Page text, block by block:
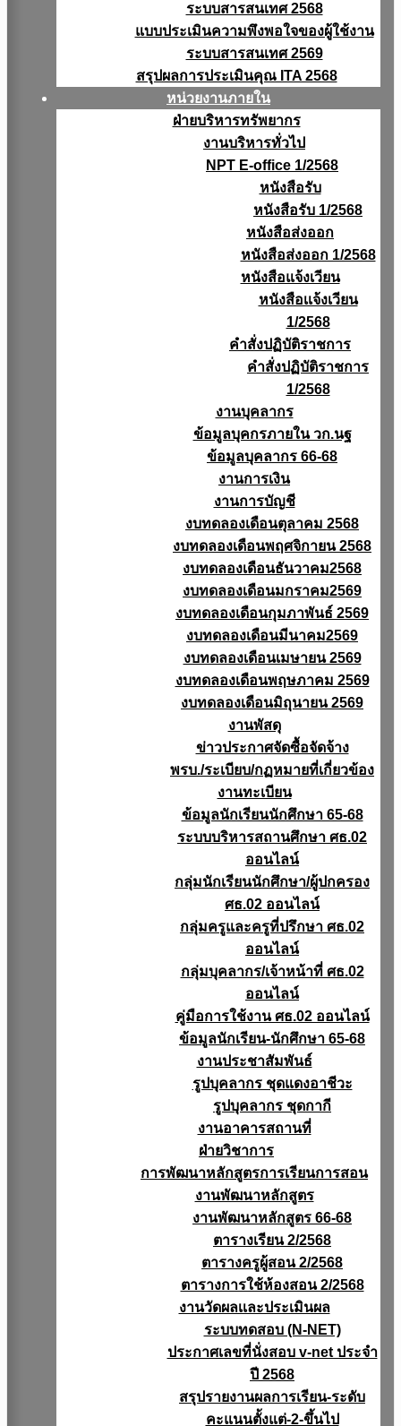
ระบบสารสนเทศ 2568
แบบประเมินความพึงพอใจของผู้ใช้งาน
ระบบสารสนเทศ 2569
สรุปผลการประเมินคุณ ITA 2568
หน่วยงานภายใน
ฝ่ายบริหารทรัพยากร
งานบริหารทั่วไป
NPT E-office 1/2568
หนังสือรับ
หนังสือรับ 1/2568
หนังสือส่งออก
หนังสือส่งออก 1/2568
หนังสือแจ้งเวียน
หนังสือเเจ้งเวียน
1/2568
คำสั่งปฏิบัติราชการ
คำสั่งปฏิบัติราชการ
1/2568
งานบุคลากร
ข้อมูลบุคกรภายใน วก.นฐ
ข้อมูลบุคลากร 66-68
งานการเงิน
งานการบัญชี
งบทดลองเดือนตุลาคม 2568
งบทดลองเดือนพฤศจิกายน 2568
งบทดลองเดือนธันวาคม2568
งบทดลองเดือนมกราคม2569
งบทดลองเดือนกุมภาพันธ์ 2569
งบทดลองเดือนมีนาคม2569
งบทดลองเดือนเมษายน 2569
งบทดลองเดือนพฤษภาคม 2569
งบทดลองเดือนมิถุนายน 2569
งานพัสดุ
ข่าวประกาศจัดซื้อจัดจ้าง
พรบ./ระเบียบ/กฏหมายที่เกี่ยวข้อง
งานทะเบียน
ข้อมูลนักเรียนนักศึกษา 65-68
ระบบบริหารสถานศึกษา ศธ.02
ออนไลน์
กลุ่มนักเรียนนักศึกษา/ผู้ปกครอง
ศธ.02 ออนไลน์
กลุ่มครูและครูที่ปรึกษา ศธ.02
ออนไลน์
กลุ่มบุคลากร/เจ้าหน้าที่ ศธ.02
ออนไลน์
คู่มือการใช้งาน ศธ.02 ออนไลน์
ข้อมูลนักเรียน-นักศึกษา 65-68
งานประชาสัมพันธ์
รูปบุคลากร ชุดแดงอาชีวะ
รูปบุคลากร ชุดกากี
งานอาคารสถานที่
ฝ่ายวิชาการ
การพัฒนาหลักสูตรการเรียนการสอน
งานพัฒนาหลักสูตร
งานพัฒนาหลักสูตร 66-68
ตารางเรียน 2/2568
ตารางครูผู้สอน 2/2568
ตารางการใช้ห้องสอน 2/2568
งานวัดผลเเละประเมินผล
ระบบทดสอบ (N-NET)
ประกาศเลขที่นั่งสอบ v-net ประจำ
ปี 2568
สรุปรายงานผลการเรียน-ระดับ
คะแนนตั้งแต่-2-ขึ้นไป